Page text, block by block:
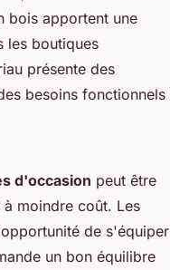
bois apportent une
les boutiques
présente des
besoins fonctionnels
d'occasion peut être
moindre coût. Les
de s'équiper
un bon équilibre